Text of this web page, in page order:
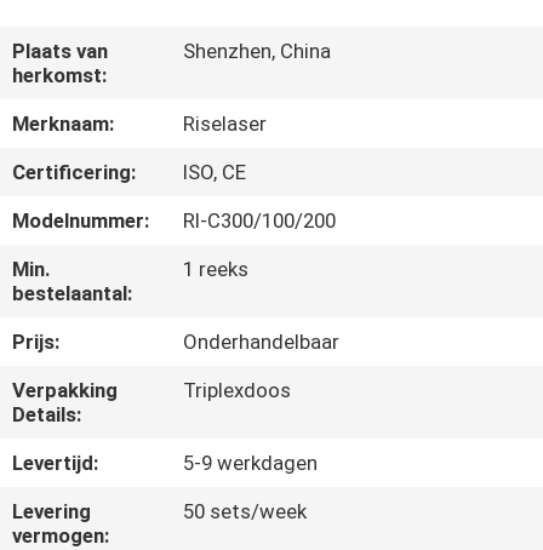
OVER
ONS
FABRIEKSRONDLEIDING
KWALITEITSCONTROLE
NEEM
CONTACT
ONS
OP
Plaats van
herkomst:
Shenzhen, China
Merknaam:
Riselaser
Certificering:
ISO, CE
Modelnummer:
Rl-C300/100/200
Min.
bestelaantal:
1 reeks
Prijs:
Onderhandelbaar
Verpakking
Details:
Triplexdoos
Levertijd:
5-9 werkdagen
Levering
vermogen:
50 sets/week